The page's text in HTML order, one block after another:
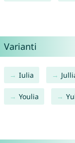
Varianti
Iulia
Youlia